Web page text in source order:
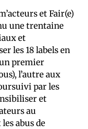
et Fair(e)
une trentaine
et
les 18 labels en
premier
l’autre aux
par les
et
au
abus de